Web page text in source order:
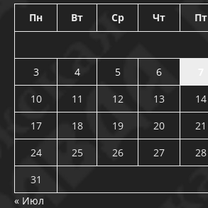
Пн Вт Ср Чт Пт
3
4 5 6
10
11 12 13 14
17
18 19 20 21
24
25 26 27 28
31
« Июл